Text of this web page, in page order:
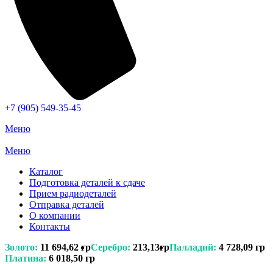
+7 (905) 549-35-45
Меню
Меню
Каталог
Подготовка деталей к сдаче
Прием радиодеталей
Отправка деталей
О компании
Контакты
Золото: 11 694,62 грСеребро: 213,13грПалладий: 4 728,09 гр
Платина: 6 018,50 гр